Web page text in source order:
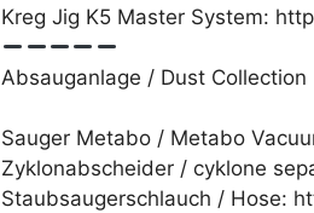
Kreg Jig K5 Master System:
Absauganlage / Dust Collection
Sauger Metabo / Metabo
Zyklonabscheider / cyklone
Staubsaugerschlauch / Hose: